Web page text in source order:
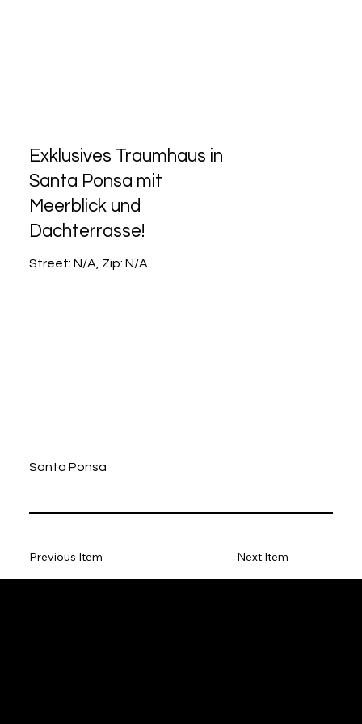
Exklusives Traumhaus in
Santa Ponsa mit
Meerblick und
Dachterrasse!
Street: N/A, Zip: N/A
Santa Ponsa
Next Item
Previous Item